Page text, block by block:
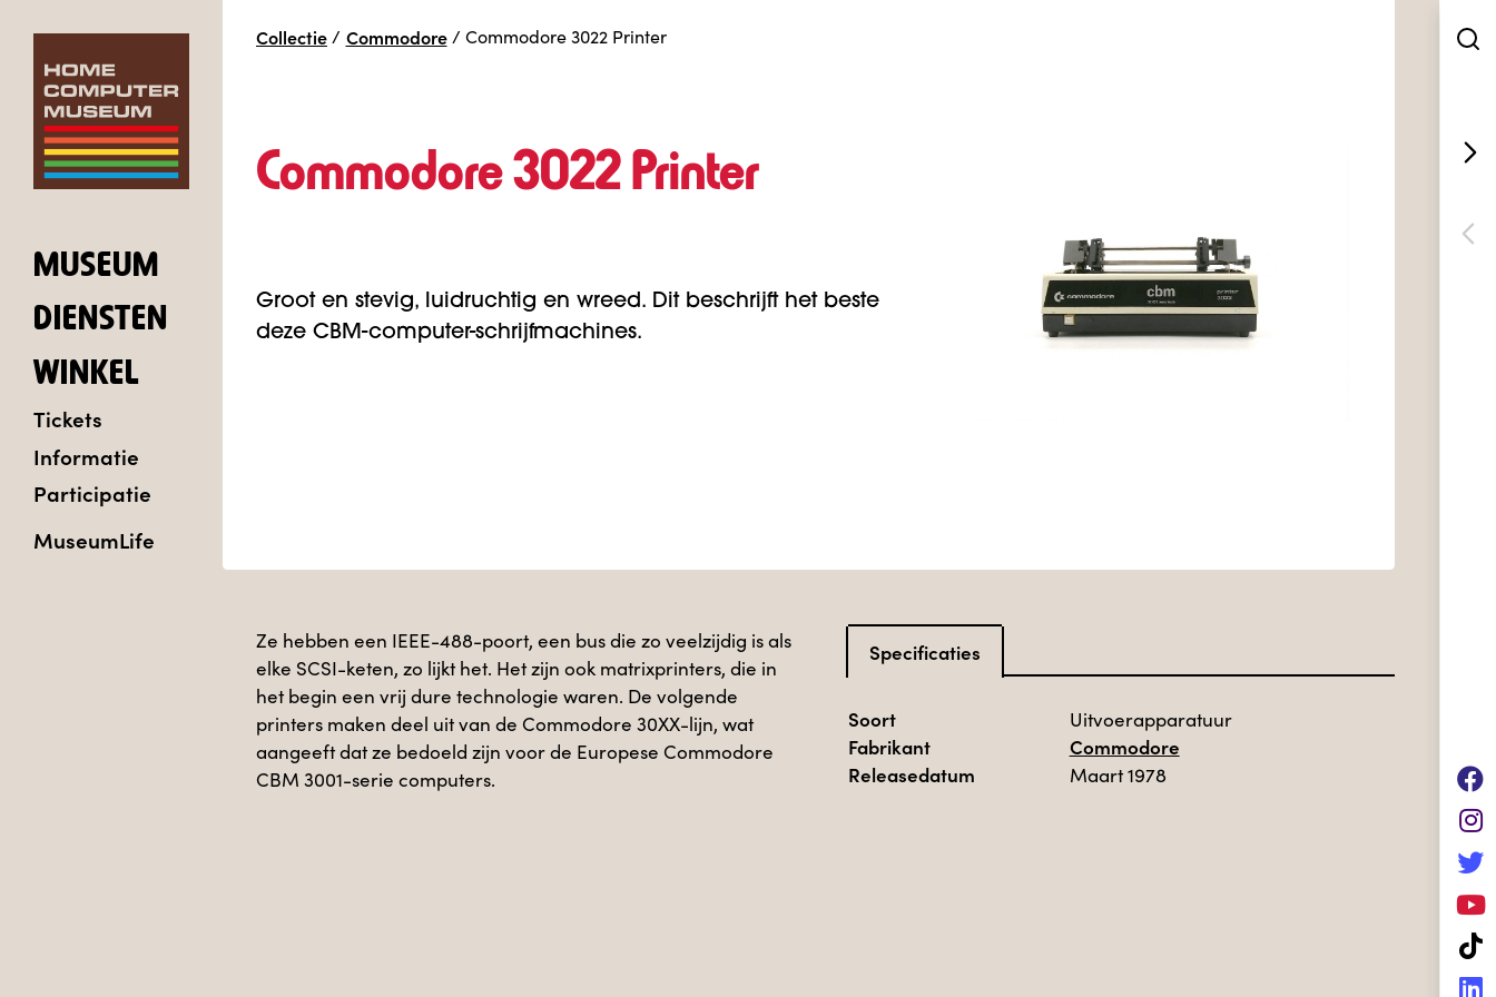
MUSEUM
DIENSTEN
WINKEL
Tickets
Informatie
Participatie
MuseumLife
Collectie / Commodore / Commodore 3022 Printer
Commodore 3022 Printer
Groot en stevig, luidruchtig en wreed. Dit beschrijft het beste
deze CBM-computer-schrijfmachines.
Ze hebben een IEEE-488-poort, een bus die zo veelzijdig is als
elke SCSI-keten, zo lijkt het. Het zijn ook matrixprinters, die in
het begin een vrij dure technologie waren. De volgende
printers maken deel uit van de Commodore 30XX-lijn, wat
aangeeft dat ze bedoeld zijn voor de Europese Commodore
CBM 3001-serie computers.
Specificaties
Soort Uitvoerapparatuur
Fabrikant
Commodore
Releasedatum
Maart 1978